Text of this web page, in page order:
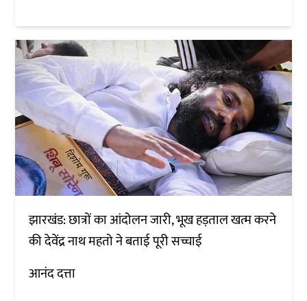
झारखंड: छात्रों का आंदोलन जारी, भूख हड़ताल खत्म करने
की देवेंद्र नाथ महतो ने बताई पूरी सच्चाई
आनंद दत्ता